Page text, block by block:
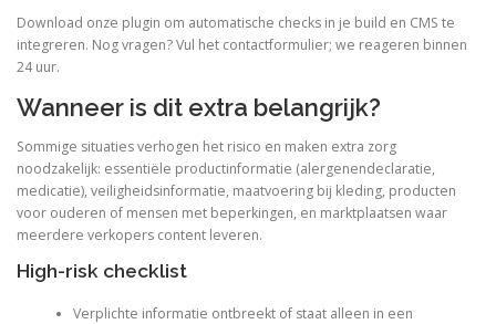
Download onze plugin om automatische checks in je build en CMS te
integreren. Nog vragen? Vul het contactformulier; we reageren binnen
24 uur.
Wanneer is dit extra belangrijk?
Sommige situaties verhogen het risico en maken extra zorg
noodzakelijk: essentiële productinformatie (alergenendeclaratie,
medicatie), veiligheidsinformatie, maatvoering bij kleding, producten
voor ouderen of mensen met beperkingen, en marktplaatsen waar
meerdere verkopers content leveren.
High-risk checklist
Verplichte informatie ontbreekt of staat alleen in een